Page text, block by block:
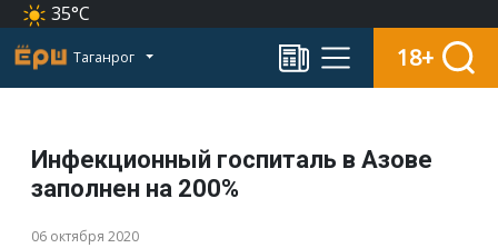
35°C
Таганрог 18+
Инфекционный госпиталь в Азове
заполнен на 200%
06 октября 2020